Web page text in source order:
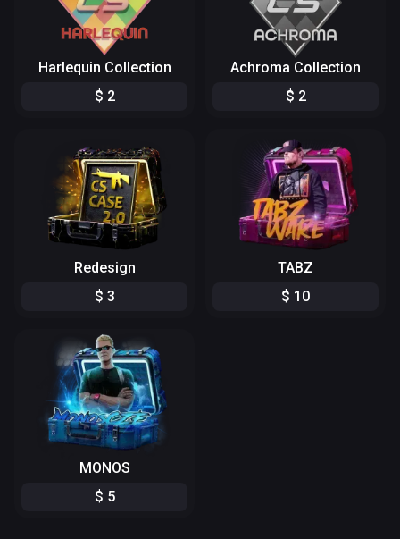
Harlequin Collection
$ 2
Achroma Collection
$ 2
Redesign
$ 3
TABZ
$ 10
MONOS
$ 5